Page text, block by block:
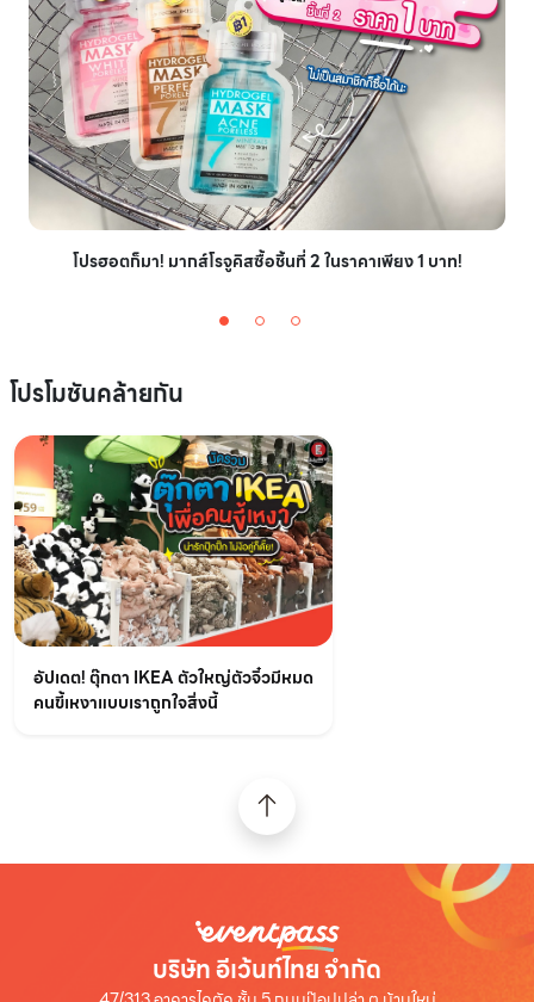
โปรฮอตก็มา! มากส์โรจูคิสซื้อชิ้นที่ 2 ในราคาเพียง 1 บาท!
โปรโมชันคล้ายกัน
อัปเดต! ตุ๊กตา IKEA ตัวใหญ่ตัวจิ๋วมีหมด
คนขี้เหงาแบบเราถูกใจสิ่งนี้
บริษัท อีเว้นท์ไทย จำกัด